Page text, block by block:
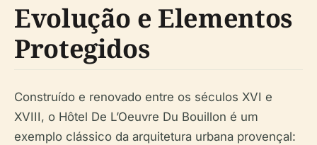
Evolução e Elementos
Protegidos
Construído e renovado entre os séculos XVI e
XVIII, o Hôtel De L’Oeuvre Du Bouillon é um
exemplo clássico da arquitetura urbana provençal: